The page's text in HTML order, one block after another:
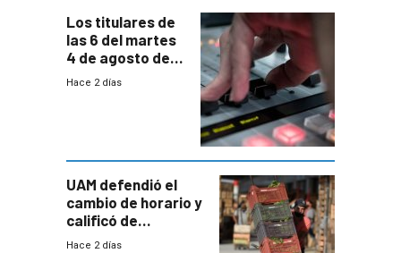
Los titulares de
las 6 del martes
4 de agosto de
2026
Hace 2 días
UAM defendió el
cambio de horario y
calificó de
“desproporcionado”
Hace 2 días